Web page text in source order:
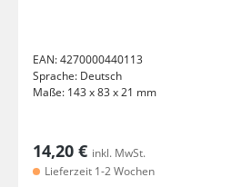
EAN:4270000440113
Sprache: Deutsch
Maße: 143 x 83 x 21 mm
14,20 € inkl. MwSt.
Lieferzeit 1-2 Wochen